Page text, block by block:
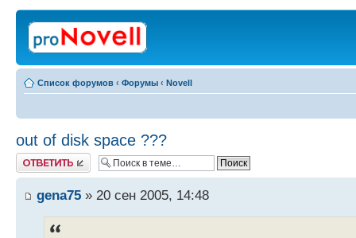
Список форумов ‹ Форумы ‹ Novell
out of disk space ???
Ответить
gena75 » 20 сен 2005, 14:48